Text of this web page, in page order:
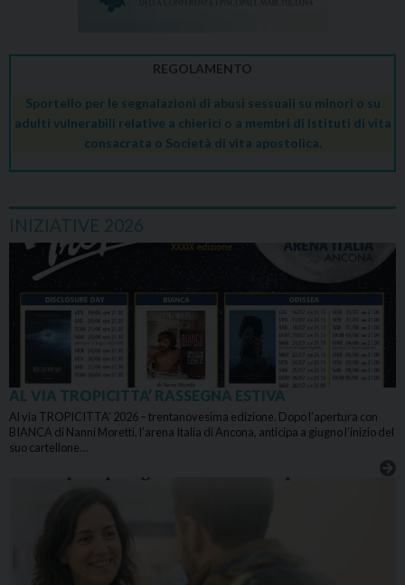
REGOLAMENTO
Sportello per le segnalazioni di abusi sessuali su minori o su
adulti vulnerabili relative a chierici o a membri di Istituti di vita
consacrata o Società di vita apostolica.
INIZIATIVE 2026
AL VIA TROPICITTA’ RASSEGNA ESTIVA
Al via TROPICITTA’ 2026 – trentanovesima edizione. Dopo l’apertura con
BIANCA di Nanni Moretti, l’arena Italia di Ancona, anticipa a giugno l’inizio del
suo cartellone…